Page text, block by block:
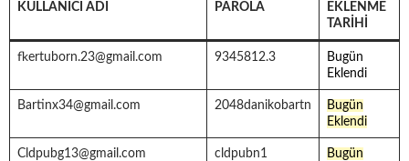
KULLANICI ADI PAROLA
EKLENME
TARIHI
fkertuborn.23@gmail.com 9345812.3
Bugün
Eklendi
Bartinx34@gmail.com 2048danikobartn
Bugün
Eklendi
Cldpubg13@gmail.com cldpubn1
Bugün